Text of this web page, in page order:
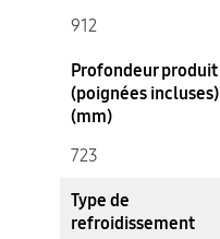
912
Profondeur produit
(poignées incluses)
(mm)
723
Type de
refroidissement